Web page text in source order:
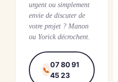
urgent ou simplement
envie de discuter de
votre projet ? Manon
ou Yorick décrochent.
📞
07 80 91
45 23